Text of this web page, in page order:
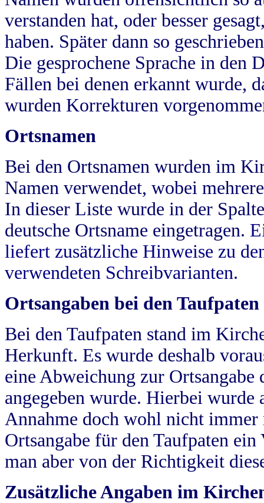
verstanden hat, oder besser
haben. Später dann so
Die gesprochene Sprache in
Fällen bei denen erkannt wurde,
wurden Korrekturen
Ortsnamen
Bei den Ortsnamen wurden im
Namen verwendet, wobei
In dieser Liste wurde in der
deutsche Ortsname eingetragen.
liefert zusätzliche Hinweise zu
verwendeten Schreibvarianten.
Ortsangaben bei den Taufpaten
Bei den Taufpaten stand im
Herkunft. Es wurde deshalb
eine Abweichung zur
angegeben wurde. Hierbei wurde
Annahme doch wohl nicht
Ortsangabe für den Taufpaten
man aber von der Richtigkeit
Zusätzliche Angaben im